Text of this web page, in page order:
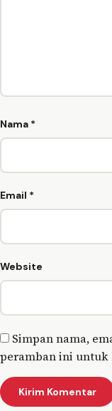
Nama *
Email *
Website
Simpan nama,
peramban ini untuk